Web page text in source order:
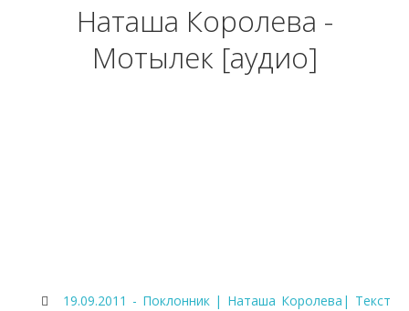
Наташа Королева -
Мотылек [аудио]
19.09.2011 - Поклонник | Наташа Королева| Текст